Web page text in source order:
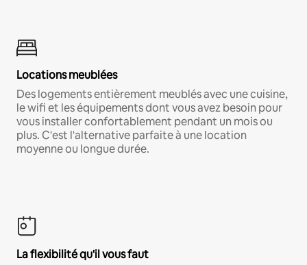
Locations meublées
Des logements entièrement meublés avec une cuisine,
le wifi et les équipements dont vous avez besoin pour
vous installer confortablement pendant un mois ou
plus. C'est l'alternative parfaite à une location
moyenne ou longue durée.
La flexibilité qu'il vous faut